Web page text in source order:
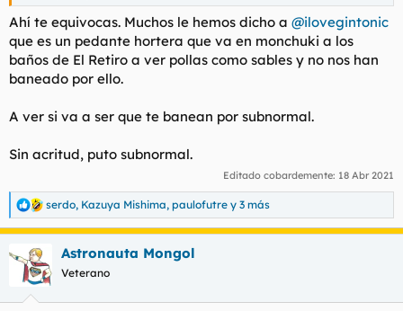
Ahí te equivocas. Muchos le hemos dicho a @ilovegintonic
que es un pedante hortera que va en monchuki a los
baños de El Retiro a ver pollas como sables y no nos han
baneado por ello.
A ver si va a ser que te banean por subnormal.
Sin acritud, puto subnormal.
Editado cobardemente: 18 Abr 2021
R
e
a
c
serdo, Kazuya Mishima, paulofutre y 3 más
Astronauta Mongol
Veterano